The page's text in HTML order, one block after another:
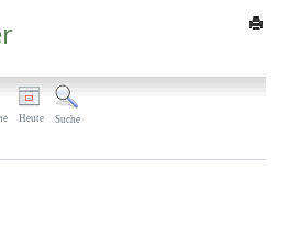
Heute Suche